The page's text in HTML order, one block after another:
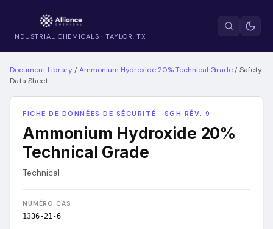
INDUSTRIAL CHEMICALS · TAYLOR, TX
Document Library/Ammonium Hydroxide 20% Technical Grade/Safety
Data Sheet
FICHE DE DONNÉES DE SÉCURITÉ · SGH RÉV. 9
Ammonium Hydroxide 20%
Technical Grade
Technical
NUMÉRO CAS
1336-21-6